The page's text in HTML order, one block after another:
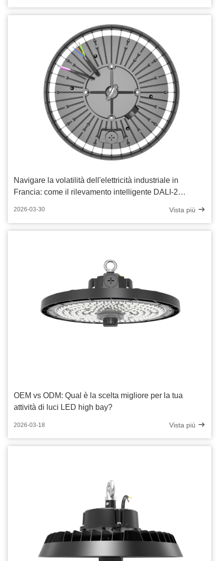
Navigare la volatilità dell'elettricità industriale in
Francia: come il rilevamento intelligente DALI-2
2026-03-30 Vista più
OEM vs ODM: Qual è la scelta migliore per la tua
attività di luci LED high bay?
2026-03-18 Vista più